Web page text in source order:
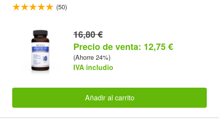
(50)
16,80 €
Precio de venta: 12,75 €
(Ahorre 24%)
IVA includio
Añadir al carrito